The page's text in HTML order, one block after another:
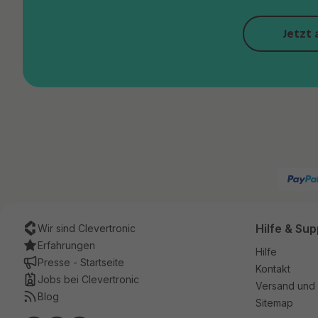
Jetzt
Wir sind Clevertronic
Erfahrungen
Presse - Startseite
Jobs bei Clevertronic
Blog
Hilfe &
Hilfe
Kontakt
Versand
Sitemap